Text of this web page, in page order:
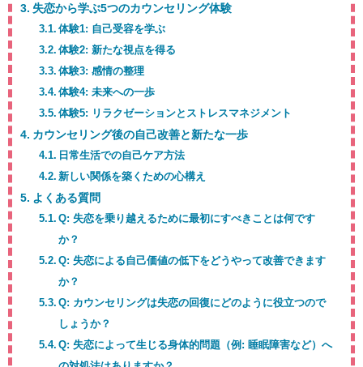
失恋から学ぶ5つのカウンセリング体験
体験1: 自己受容を学ぶ
体験2: 新たな視点を得る
体験3: 感情の整理
体験4: 未来への一歩
体験5: リラクゼーションとストレスマネジメント
カウンセリング後の自己改善と新たな一歩
日常生活での自己ケア方法
新しい関係を築くための心構え
よくある質問
Q: 失恋を乗り越えるために最初にすべきことは何です
か？
Q: 失恋による自己価値の低下をどうやって改善できます
か？
Q: カウンセリングは失恋の回復にどのように役立つので
しょうか？
Q: 失恋によって生じる身体的問題（例: 睡眠障害など）へ